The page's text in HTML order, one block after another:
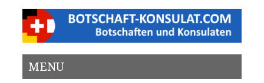
MENU